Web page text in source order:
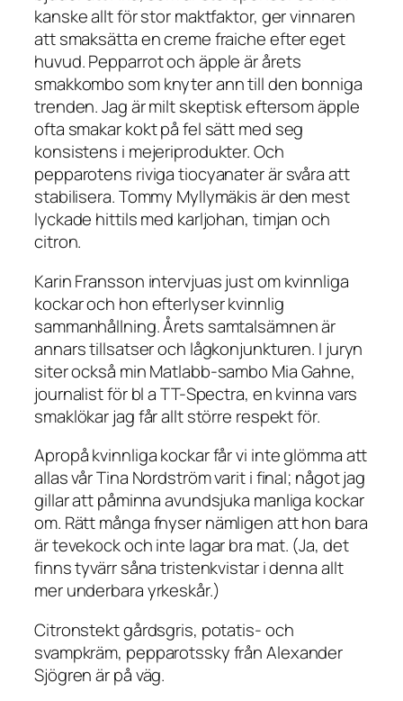
kanske allt för stor maktfaktor, ger vinnaren
att smaksätta en creme fraiche efter eget
huvud. Pepparrot och äpple är årets
smakkombo som knyter ann till den bonniga
trenden. Jag är milt skeptisk eftersom äpple
ofta smakar kokt på fel sätt med seg
konsistens i mejeriprodukter. Och
pepparotens riviga tiocyanater är svåra att
stabilisera. Tommy Myllymäkis är den mest
lyckade hittils med karljohan, timjan och
citron.
Karin Fransson intervjuas just om kvinnliga
kockar och hon efterlyser kvinnlig
sammanhållning. Årets samtalsämnen är
annars tillsatser och lågkonjunkturen. I juryn
siter också min Matlabb-sambo Mia Gahne,
journalist för bl a TT-Spectra, en kvinna vars
smaklökar jag får allt större respekt för.
Apropå kvinnliga kockar får vi inte glömma att
allas vår Tina Nordström varit i final; något jag
gillar att påminna avundsjuka manliga kockar
om. Rätt många fnyser nämligen att hon bara
är tevekock och inte lagar bra mat. (Ja, det
finns tyvärr såna tristenkvistar i denna allt
mer underbara yrkeskår.)
Citronstekt gårdsgris, potatis- och
svampkräm, pepparotssky från Alexander
Sjögren är på väg.